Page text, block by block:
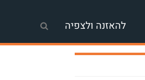
להאזנה ולצפיה